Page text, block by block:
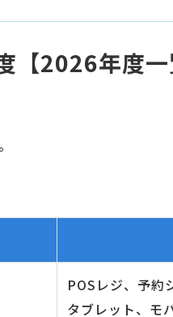
【2026年度一
POSレジ、予約
タブレット、モ